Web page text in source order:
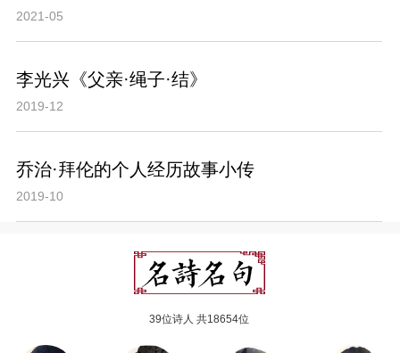
2021-05
李光兴《父亲·绳子·结》
2019-12
乔治·拜伦的个人经历故事小传
2019-10
39位诗人 共18654位